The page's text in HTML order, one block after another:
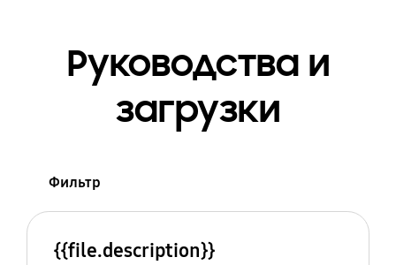
Руководства и
загрузки
Фильтр
{{file.description}}